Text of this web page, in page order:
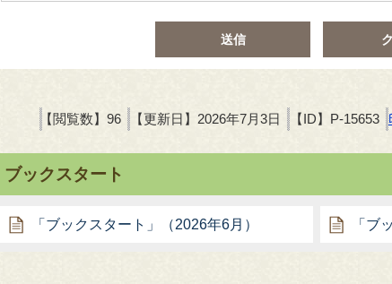
【閲覧数】 96 【更新日】 2026年7月3日 【ID】 P-15653
ブックスタート
「ブックスタート」（2026年6月） 「ブ